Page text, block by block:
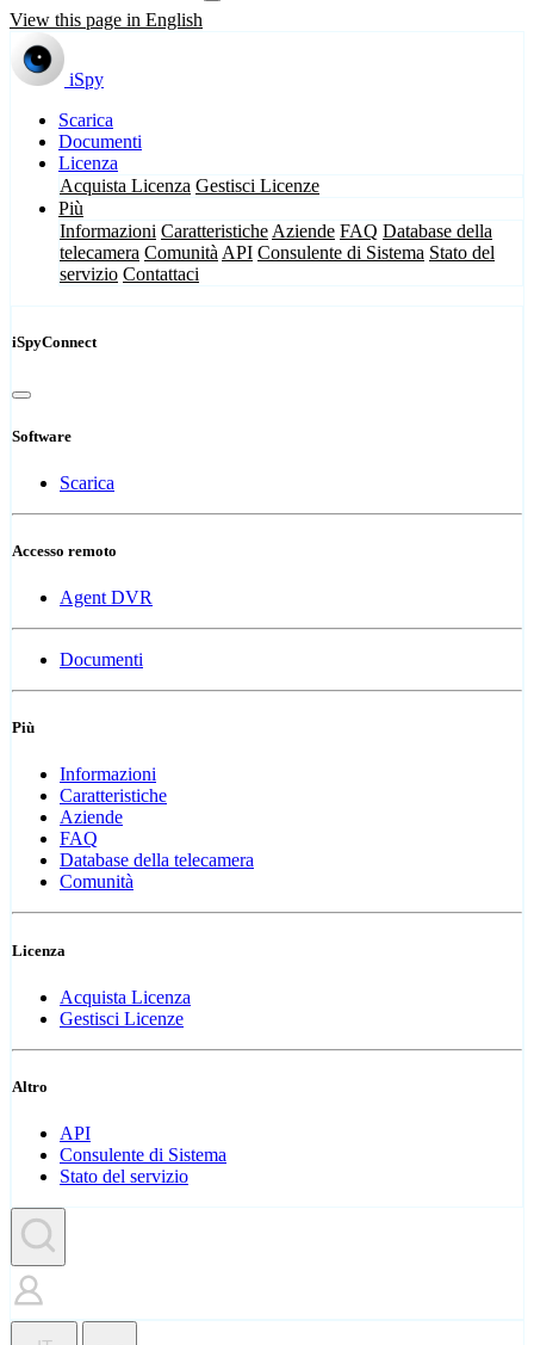
View this page in English
iSpy
Scarica
Documenti
Licenza
Acquista Licenza Gestisci Licenze
Più
Informazioni Caratteristiche Aziende FAQ Database della
telecamera Comunità API Consulente di Sistema Stato del
servizio Contattaci
iSpyConnect
Software
Scarica
Accesso remoto
Agent DVR
Documenti
Più
Informazioni
Caratteristiche
Aziende
FAQ
Database della telecamera
Comunità
Licenza
Acquista Licenza
Gestisci Licenze
Altro
API
Consulente di Sistema
Stato del servizio